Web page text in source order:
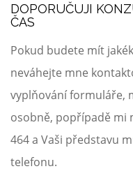
DOPORUČUJI
ČAS
Pokud budete mít
neváhejte mne
vyplňování formuláře,
osobně, popřípadě mi
464 a Vaši představu
telefonu.